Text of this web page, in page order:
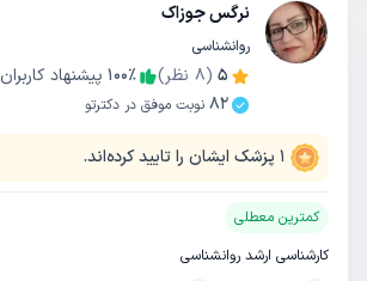
نرگس جوزاک
روانشناسی
5
(
8 نظر) 100٪
پیشنهاد کاربران
82 نوبت موفق در دکترتو
1 پزشک ایشان را تایید کرده‌اند.
کمترین معطلی
کارشناسی ارشد روانشناسی